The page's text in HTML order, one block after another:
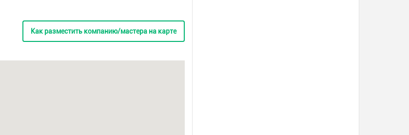
Как разместить компанию/мастера на карте